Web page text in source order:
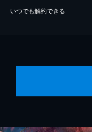
いつでも解約できる